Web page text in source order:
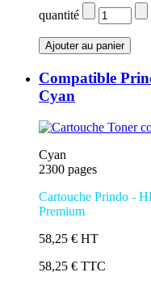
quantité
Compatible
Cyan
Cyan
2300 pages
Cartouche Prindo -
Premium
58,25 € HT
58,25 € TTC